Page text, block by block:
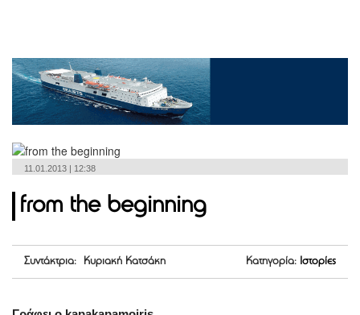
11.01.2013 | 12:38
from the beginning
Συντάκτρια: Κυριακή Κατσάκη Κατηγορία: Ιστορίες